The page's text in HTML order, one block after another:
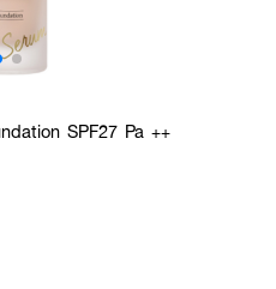
SPF27 Pa ++